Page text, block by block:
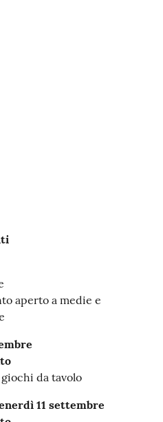
aperto a medie e
da tavolo
11 settembre